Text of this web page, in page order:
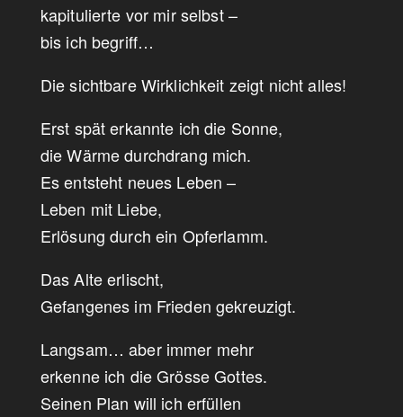
kapitulierte vor mir selbst –
bis ich begriff…
Die sichtbare Wirklichkeit zeigt nicht alles!
Erst spät erkannte ich die Sonne,
die Wärme durchdrang mich.
Es entsteht neues Leben –
Leben mit Liebe,
Erlösung durch ein Opferlamm.
Das Alte erlischt,
Gefangenes im Frieden gekreuzigt.
Langsam… aber immer mehr
erkenne ich die Grösse Gottes.
Seinen Plan will ich erfüllen